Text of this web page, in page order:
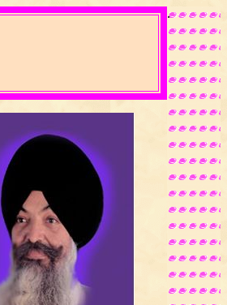
.